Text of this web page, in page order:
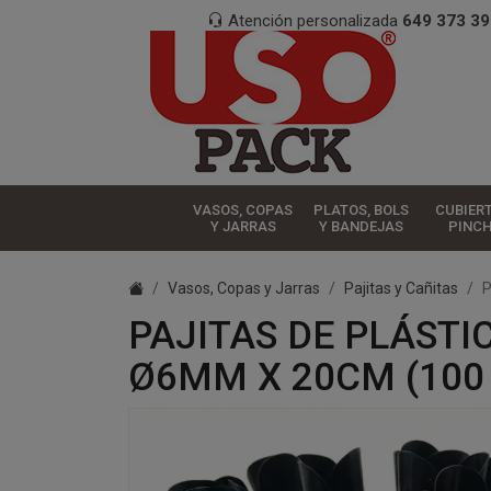
Atención personalizada 649 373
VASOS, COPAS
Y JARRAS
PLATOS, BOLS
Y BANDEJAS
Vasos, Copas y Jarras Pajitas y Cañitas
PAJITAS DE
Ø6MM X 20CM (100